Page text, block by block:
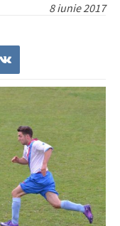
8 iunie 2017